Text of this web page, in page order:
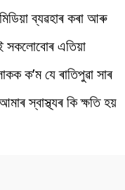
ব্যৱহাৰ কৰা আৰু
সকলোবোৰ এতিয়া
ক’ম যে ৰাতিপুৱা সাৰ
স্বাস্থ্যৰ কি ক্ষতি হয়